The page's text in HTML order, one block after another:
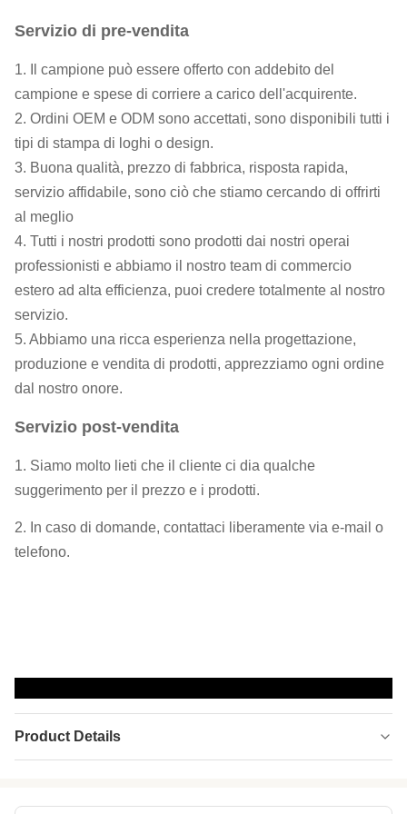
Servizio di pre-vendita
1. Il campione può essere offerto con addebito del
campione e spese di corriere a carico dell'acquirente.
2. Ordini OEM e ODM sono accettati, sono disponibili tutti i
tipi di stampa di loghi o design.
3. Buona qualità, prezzo di fabbrica, risposta rapida,
servizio affidabile, sono ciò che stiamo cercando di offrirti
al meglio
4. Tutti i nostri prodotti sono prodotti dai nostri operai
professionisti e abbiamo il nostro team di commercio
estero ad alta efficienza, puoi credere totalmente al nostro
servizio.
5. Abbiamo una ricca esperienza nella progettazione,
produzione e vendita di prodotti, apprezziamo ogni ordine
dal nostro onore.
Servizio post-vendita
1. Siamo molto lieti che il cliente ci dia qualche
suggerimento per il prezzo e i prodotti.
2. In caso di domande, contattaci liberamente via e-mail o
telefono.
Product Details